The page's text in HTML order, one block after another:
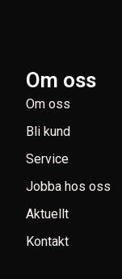
Om oss
Om oss
Bli kund
Service
Jobba hos oss
Aktuellt
Kontakt